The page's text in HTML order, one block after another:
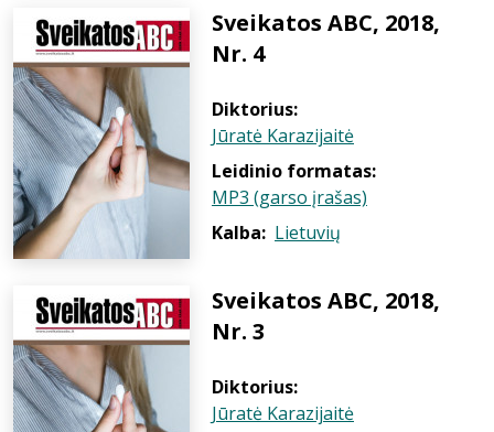
Sveikatos ABC, 2018,
Nr. 4
Diktorius:
Jūratė Karazijaitė
Leidinio formatas:
MP3 (garso įrašas)
Kalba: Lietuvių
Sveikatos ABC, 2018,
Nr. 3
Diktorius:
Jūratė Karazijaitė